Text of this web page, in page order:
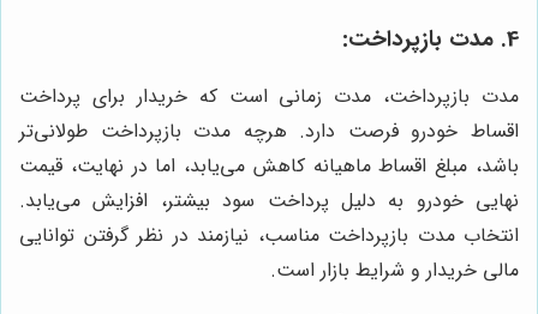
4. مدت بازپرداخت:
مدت بازپرداخت، مدت زمانی است که خریدار برای پرداخت
اقساط خودرو فرصت دارد. هرچه مدت بازپرداخت طولانی‌تر
باشد، مبلغ اقساط ماهیانه کاهش می‌یابد، اما در نهایت، قیمت
نهایی خودرو به دلیل پرداخت سود بیشتر، افزایش می‌یابد.
انتخاب مدت بازپرداخت مناسب، نیازمند در نظر گرفتن توانایی
مالی خریدار و شرایط بازار است.